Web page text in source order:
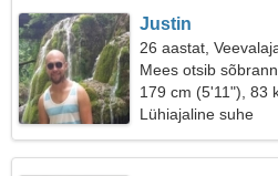
Justin
26 aastat,
Mees otsib
179 cm (5'11"), 83
Lühiajaline suhe